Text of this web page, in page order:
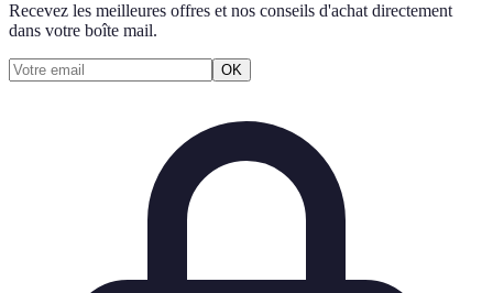
Recevez les meilleures offres et nos conseils d'achat directement
dans votre boîte mail.
OK